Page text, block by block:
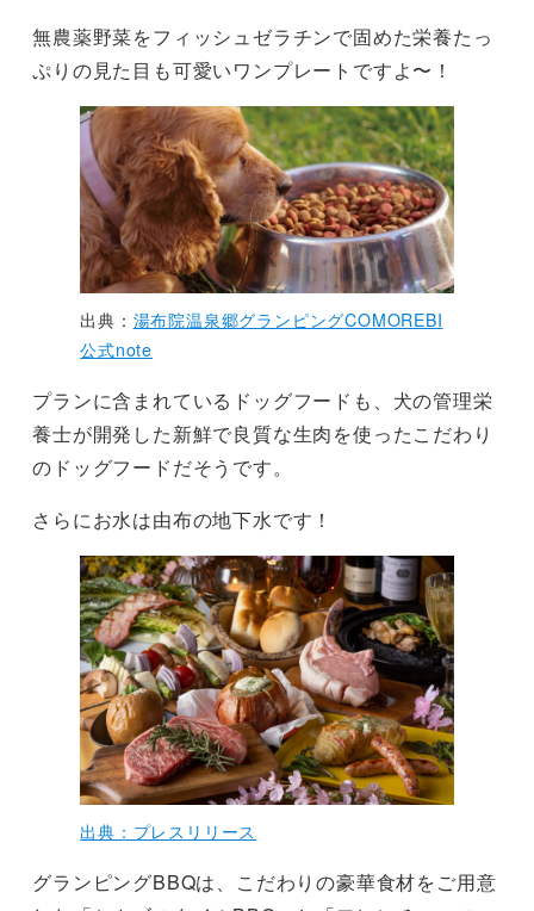
無農薬野菜をフィッシュゼラチンで固めた栄養たっ
ぷりの見た目も可愛いワンプレートですよ〜！
出典： 湯布院温泉郷グランピングCOMOREBI
公式note
プランに含まれているドッグフードも、犬の管理栄
養士が開発した新鮮で良質な生肉を使ったこだわり
のドッグフードだそうです。
さらにお水は由布の地下水です！
出典：プレスリリース
グランピングBBQは、こだわりの豪華食材をご用意